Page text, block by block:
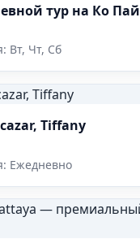
тур на Ко Пай
Вт, Чт, Сб
Tiffany
Ежедневно